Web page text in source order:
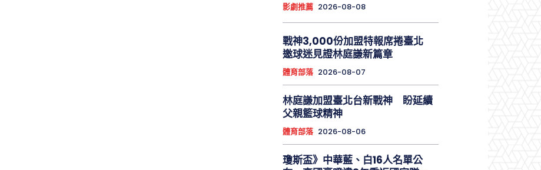
影劇推薦 2026-08-08
戰神3,000份加盟特報席捲臺北
邀球迷見證林庭謙新篇章
體育部落 2026-08-07
林庭謙加盟臺北台新戰神 盼延續
父親籃球精神
體育部落 2026-08-06
瓊斯盃》中華藍、白16人名單公